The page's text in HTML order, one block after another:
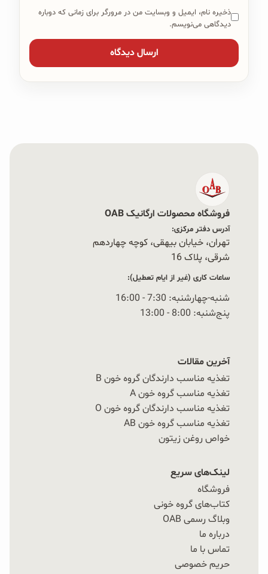
ذخیره نام، ایمیل و وبسایت من در مرورگر برای زمانی که دوباره
دیدگاهی می‌نویسم.
فروشگاه محصولات ارگانیک OAB
آدرس دفتر مرکزی:
تهران، خیابان بیهقی، کوچه چهاردهم
شرقی، پلاک 16‭
ساعات کاری (غیر از ایام تعطیل):
شنبه-چهارشنبه: 7:30 - 16:00
پنج‌شنبه: 8:00 - 13:00
آخرین مقالات
تغذیه مناسب دارندگان گروه خون B
تغذیه مناسب گروه خون A
تغذیه مناسب دارندگان گروه خون O
تغذیه مناسب گروه خون AB
خواص روغن زیتون
لینک‌های سریع
فروشگاه
کتاب‌های گروه خونی
وبلاگ رسمی OAB
درباره ما
تماس با ما
حریم خصوصی